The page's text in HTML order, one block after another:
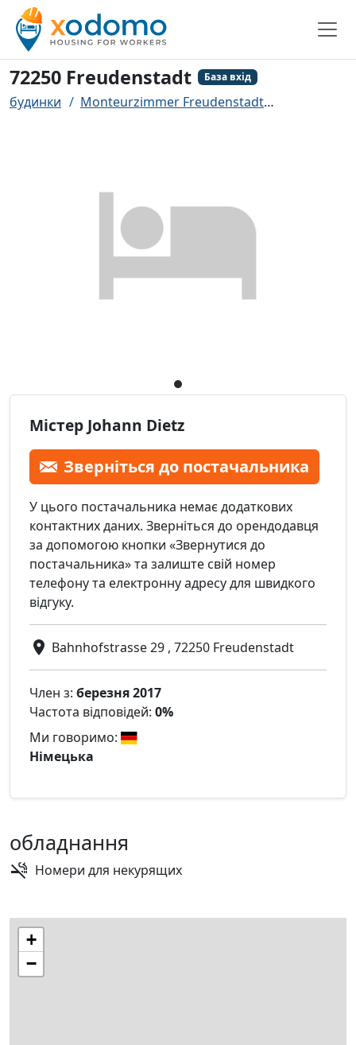
72250 Freudenstadt База вхід
будинки Monteurzimmer Freudenstadt
Містер Johann Dietz
Зверніться до постачальника
У цього постачальника немає додаткових
контактних даних. Зверніться до орендодавця
за допомогою кнопки «Звернутися до
постачальника» та залиште свій номер
телефону та електронну адресу для швидкого
відгуку.
Bahnhofstrasse 29 , 72250 Freudenstadt
Член з: березня 2017
Частота відповідей: 0%
Ми говоримо:
Німецька
обладнання
Номери для некурящих
+
−